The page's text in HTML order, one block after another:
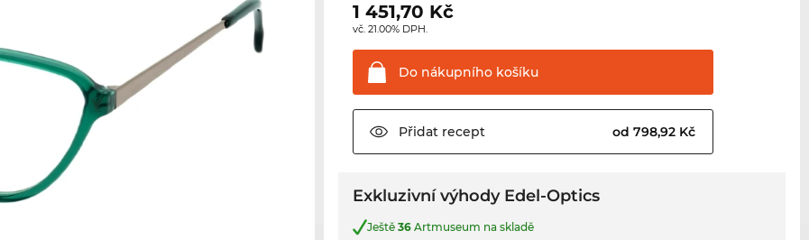
1 451,70 Kč
vč. 21.00% DPH.
Do nákupního košíku
Přidat recept od 798,92 Kč
Exkluzivní výhody Edel-Optics
Ještě36 Artmuseum na skladě